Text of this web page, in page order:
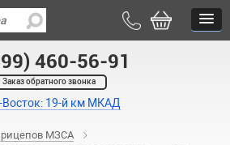
460-56-91
Заказ обратного звонка
Восток: 19-й км МКАД
МЗСА